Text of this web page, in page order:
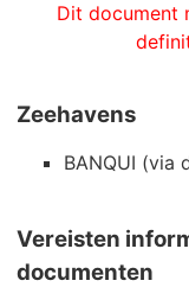
Dit document
Zeehavens
BANQUI (via
Vereisten
documenten